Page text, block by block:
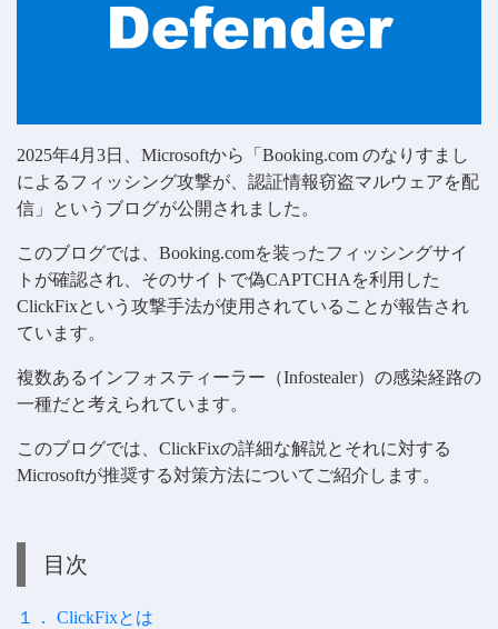
2025年4月3日、Microsoftから「Booking.com のなりすまし
によるフィッシング攻撃が、認証情報窃盗マルウェアを配
信」というブログが公開されました。
このブログでは、Booking.comを装ったフィッシングサイ
トが確認され、そのサイトで偽CAPTCHAを利用した
ClickFixという攻撃手法が使用されていることが報告され
ています。
複数あるインフォスティーラー（Infostealer）の感染経路の
一種だと考えられています。
このブログでは、ClickFixの詳細な解説とそれに対する
Microsoftが推奨する対策方法についてご紹介します。
目次
１． ClickFixとは